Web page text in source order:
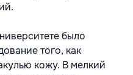
было
того, как
кожу. В мелкий